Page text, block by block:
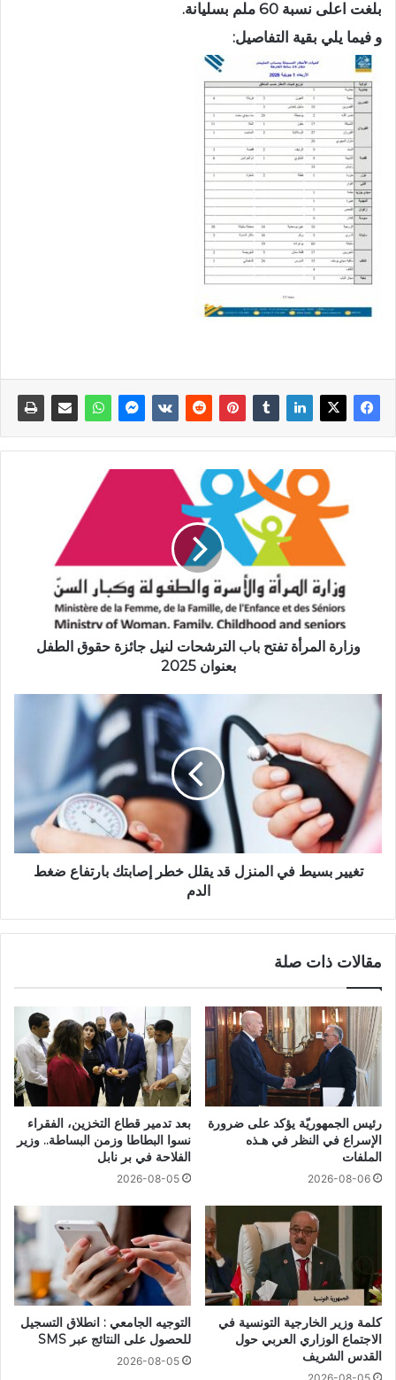
بلغت اعلى نسبة 60 ملم بسليانة.
و فيما يلي بقية التفاصيل:
وزارة المرأة تفتح باب الترشحات لنيل جائزة حقوق الطفل
بعنوان 2025
تغيير بسيط في المنزل قد يقلل خطر إصابتك بارتفاع ضغط
الدم
مقالات ذات صلة
رئيس الجمهوريّة يؤكد على ضرورة
الإسراع في النظر في هـذه
الملفات
2026-08-06
بعد تدمير قطاع التخزين، الفقراء
نسوا البطاطا وزمن البساطة.. وزير
الفلاحة في بر نابل
2026-08-05
كلمة وزير الخارجية التونسية في
الاجتماع الوزاري العربي حول
القدس الشريف
التوجيه الجامعي : انطلاق التسجيل
للحصول على النتائج عبر SMS
2026-08-05